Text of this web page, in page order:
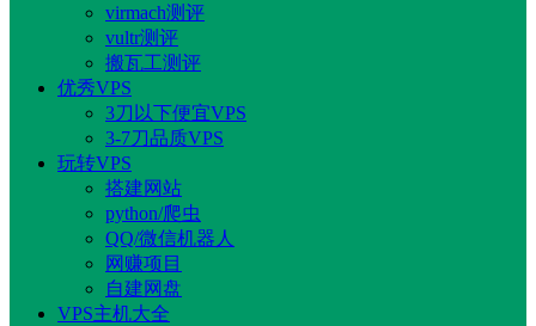
virmach测评
vultr测评
搬瓦工测评
优秀VPS
3刀以下便宜VPS
3-7刀品质VPS
玩转VPS
搭建网站
python/爬虫
QQ/微信机器人
网赚项目
自建网盘
VPS主机大全